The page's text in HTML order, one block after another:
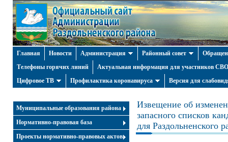
Главная Новости Администрация Районный совет
Телефоны горячих линий
Актуальная информация для участников СВО
Цифровое ТВ
Профилактика коронавируса Версия для
Муниципальные образования района
Нормативно-правовая база
Проекты нормативно-правовых актов
Извещение об
запасного списков
для Раздольненского